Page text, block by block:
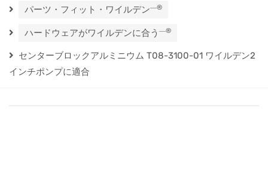
パーツ・フィット・ワイルデン―®
ハードウェアがワイルデンに合う ―®
センターブロックアルミニウム T08-3100-01 ワイルデン2
インチポンプに適合